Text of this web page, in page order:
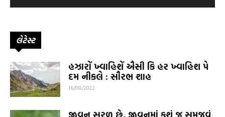
લેટેસ્ટ
હઝારોં ખ્વાહિશેં ઐસી કિ હર ખ્વાહિશ પે
દમ નીકલે : સૌરભ શાહ
16/08/2022